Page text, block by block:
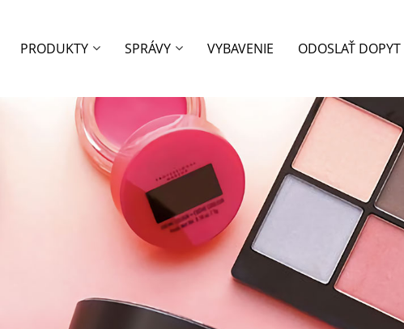
PRODUKTY SPRÁVY VYBAVENIE ODOSLAŤ DOPYT